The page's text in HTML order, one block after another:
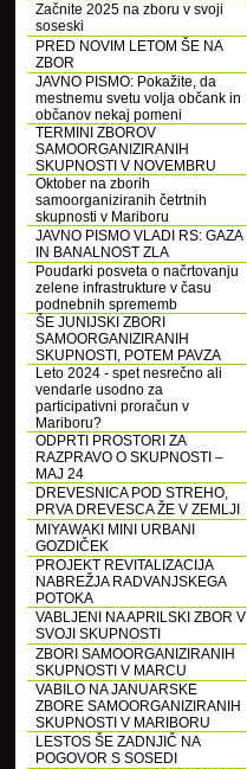
Začnite 2025 na zboru v svoji
soseski
PRED NOVIM LETOM ŠE NA
ZBOR
JAVNO PISMO: Pokažite, da
mestnemu svetu volja občank in
občanov nekaj pomeni
TERMINI ZBOROV
SAMOORGANIZIRANIH
SKUPNOSTI V NOVEMBRU
Oktober na zborih
samoorganiziranih četrtnih
skupnosti v Mariboru
JAVNO PISMO VLADI RS: GAZA
IN BANALNOST ZLA
Poudarki posveta o načrtovanju
zelene infrastrukture v času
podnebnih sprememb
ŠE JUNIJSKI ZBORI
SAMOORGANIZIRANIH
SKUPNOSTI, POTEM PAVZA
Leto 2024 - spet nesrečno ali
vendarle usodno za
participativni proračun v
Mariboru?
ODPRTI PROSTORI ZA
RAZPRAVO O SKUPNOSTI –
MAJ 24
DREVESNICA POD STREHO,
PRVA DREVESCA ŽE V ZEMLJI
MIYAWAKI MINI URBANI
GOZDIČEK
PROJEKT REVITALIZACIJA
NABREŽJA RADVANJSKEGA
POTOKA
VABLJENI NA APRILSKI ZBOR V
SVOJI SKUPNOSTI
ZBORI SAMOORGANIZIRANIH
SKUPNOSTI V MARCU
VABILO NA JANUARSKE
ZBORE SAMOORGANIZIRANIH
SKUPNOSTI V MARIBORU
LESTOS ŠE ZADNJIČ NA
POGOVOR S SOSEDI